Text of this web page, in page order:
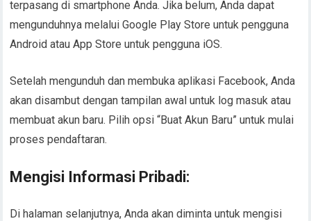
terpasang di smartphone Anda. Jika belum, Anda dapat
mengunduhnya melalui Google Play Store untuk pengguna
Android atau App Store untuk pengguna iOS.
Setelah mengunduh dan membuka aplikasi Facebook, Anda
akan disambut dengan tampilan awal untuk log masuk atau
membuat akun baru. Pilih opsi “Buat Akun Baru” untuk mulai
proses pendaftaran.
Mengisi Informasi Pribadi:
Di halaman selanjutnya, Anda akan diminta untuk mengisi